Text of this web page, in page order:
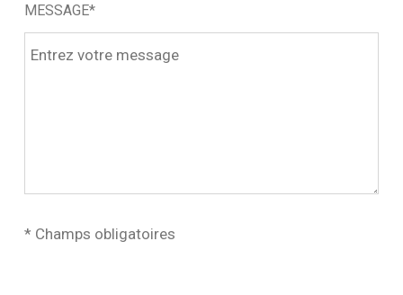
MESSAGE*
* Champs obligatoires